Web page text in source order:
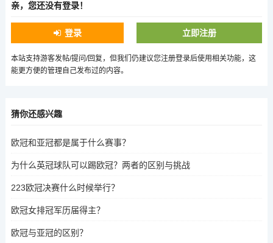
亲，您还没有登录！
登录 立即注册
本站支持游客发帖/提问/回复，但我们仍建议您注册登录后使用相关功能，这
能更方便的管理自己发布过的内容。
猜你还感兴趣
欧冠和亚冠都是属于什么赛事？
为什么英冠球队可以踢欧冠？两者的区别与挑战
223欧冠决赛什么时候举行？
欧冠女排冠军历届得主？
欧冠与亚冠的区别？